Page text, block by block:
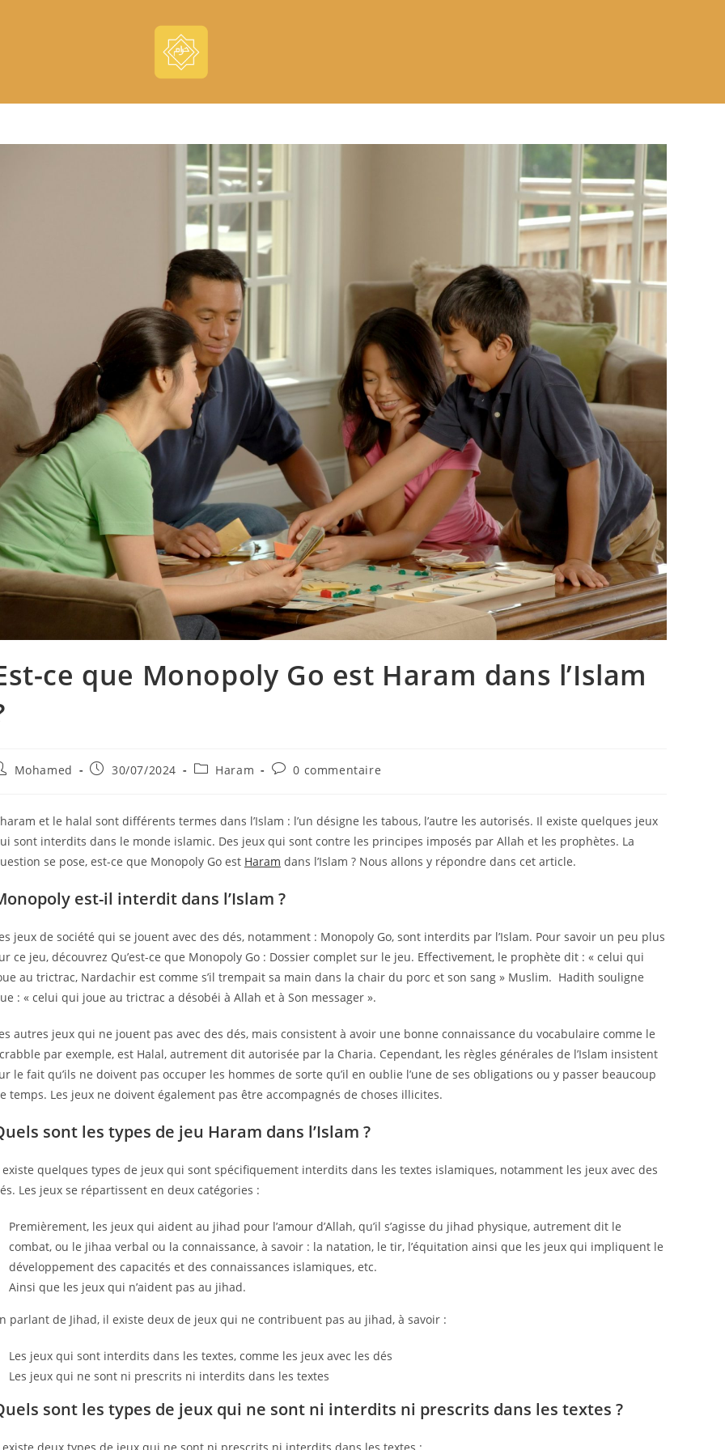
ce que Monopoly Go est Haram dans l’Islam
autrice
:
Mohamed
Publication
30/07/2024
PostHaram
Commentaires
publication :
0 commentaire
et le halal sont différents termes dans l’Islam : l’un désigne les tabous, l’autre les autorisés. Il existe quelques jeux
sont interdits dans le monde islamic. Des jeux qui sont contre les principes imposés par Allah et les prophètes. La
se pose, est-ce que Monopoly Go est Haram dans l’Islam ? Nous allons y répondre dans cet article.
est-il interdit dans l’Islam ?
jeux de société qui se jouent avec des dés, notamment : Monopoly Go, sont interdits par l’Islam. Pour savoir un peu plus
ce jeu, découvrez Qu’est-ce que Monopoly Go : Dossier complet sur le jeu. Effectivement, le prophète dit : « celui qui
au trictrac, Nardachir est comme s’il trempait sa main dans la chair du porc et son sang » Muslim. Hadith souligne
: « celui qui joue au trictrac a désobéi à Allah et à Son messager ».
autres jeux qui ne jouent pas avec des dés, mais consistent à avoir une bonne connaissance du vocabulaire comme le
par exemple, est Halal, autrement dit autorisée par la Charia. Cependant, les règles générales de l’Islam insistent
le fait qu’ils ne doivent pas occuper les hommes de sorte qu’il en oublie l’une de ses obligations ou y passer beaucoup
temps. Les jeux ne doivent également pas être accompagnés de choses illicites.
sont les types de jeu Haram dans l’Islam ?
existe quelques types de jeux qui sont spécifiquement interdits dans les textes islamiques, notamment les jeux avec des
Les jeux se répartissent en deux catégories :
Premièrement, les jeux qui aident au jihad pour l’amour d’Allah, qu’il s’agisse du jihad physique, autrement dit le
combat, ou le jihaa verbal ou la connaissance, à savoir : la natation, le tir, l’équitation ainsi que les jeux qui impliquent le
développement des capacités et des connaissances islamiques, etc.
Ainsi que les jeux qui n’aident pas au jihad.
parlant de Jihad, il existe deux de jeux qui ne contribuent pas au jihad, à savoir :
Les jeux qui sont interdits dans les textes, comme les jeux avec les dés
Les jeux qui ne sont ni prescrits ni interdits dans les textes
sont les types de jeux qui ne sont ni interdits ni prescrits dans les textes ?
existe deux types de jeux qui ne sont ni prescrits ni interdits dans les textes :